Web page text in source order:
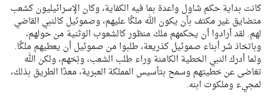
كانت بداية حكم شاول واعدة بما فيه الكفاية، وكان الإسرائيليون كشعب
متضايق غير مكتف بأن يكون الله ملكًا عليهم، وصموئيل كالنبي القاضي
لهم. لقد أرادوا أن يحكمهم ملك منظور كالشعوب الوثنية من حولهم،
وباتخاذ شر أبناء صموئيل كذريعة، طلبوا من صموئيل أن يعطيهم ملكًا.
ولما أدرك النبي الخطية الكامنة وراء طلب الشعب، وبّخهم، ولكن الله
تغاضى عن خطيتهم وسمح بتأسيس المملكة العبرية، معدًا الطريق بذلك،
لمجيء وملكوت ابنه.